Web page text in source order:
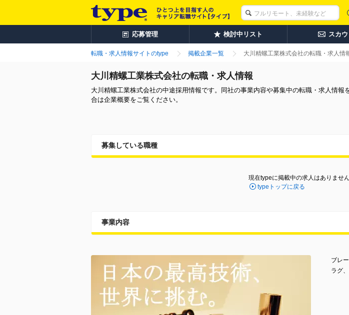
応募管理 検討中リスト スカウ
転職・求人情報サイトのtype 掲載企業一覧 大川精螺工業株式会社の転職・求人情
大川精螺工業株式会社の転職・求人情報
大川精螺工業株式会社の中途採用情報です。同社の事業内容や募集中の転職・求人情
合は企業概要をご覧ください。
募集している職種
現在typeに掲載中の求人はありません
typeトップに戻る
事業内容
ブレ
ラグ